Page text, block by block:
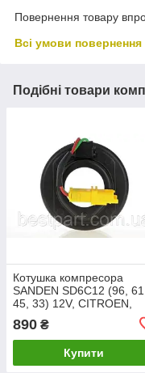
Повернення товару
Всі умови повернення
Подібні товари
Котушка компресора
SANDEN SD6C12 (96, 61,
45, 33) 12V, CITROEN,
(CC522, KTT030076,
671112, 9671340585)
890 ₴
Купити